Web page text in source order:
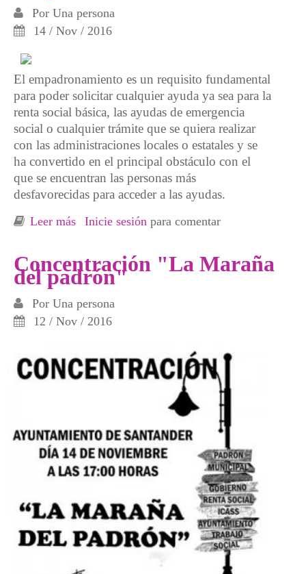
Por Una persona
14 / Nov / 2016
El empadronamiento es un requisito fundamental
para poder solicitar cualquier ayuda ya sea para la
renta social básica, las ayudas de emergencia
social o cualquier trámite que se quiera realizar
con las administraciones locales o estatales y se
ha convertido en el principal obstáculo con el
que se encuentran las personas más
desfavorecidas para acceder a las ayudas.
Leer más sobre Concentración "La maraña del padrón"
Inicie sesión para comentar
Concentración "La Maraña
del padrón"
Por Una persona
12 / Nov / 2016